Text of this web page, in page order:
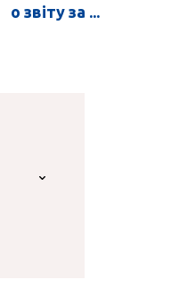
о звіту за ...